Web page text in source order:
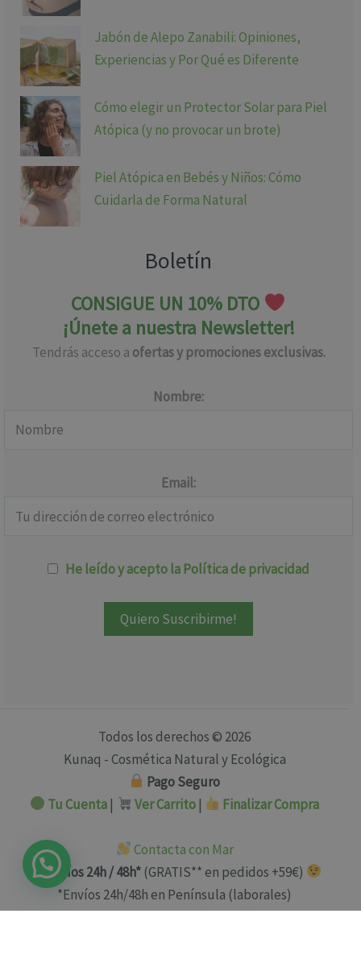
Jabón de Alepo Zanabili: Opiniones,
Experiencias y Por Qué es Diferente
Cómo elegir un Protector Solar para Piel
Atópica (y no provocar un brote)
Piel Atópica en Bebés y Niños: Cómo
Cuidarla de Forma Natural
Boletín
CONSIGUE UN 10% DTO
¡Únete a nuestra Newsletter!
Tendrás acceso a ofertas y promociones exclusivas.
Nombre:
Email:
He leído y acepto la Política de privacidad
Todos los derechos © 2026
Kunaq - Cosmética Natural y Ecológica
Pago Seguro
Tu Cuenta| Ver Carrito| Finalizar Compra
Contacta con Mar
Envíos 24h / 48h*(GRATIS** en pedidos +59€)
*Envíos 24h/48h en Península (laborales)
**Envío GRATIS en pedidos +59€ sólo Península y Baleares